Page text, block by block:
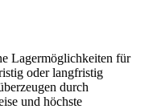
Lagermöglichkeiten für
oder langfristig
durch
und höchste